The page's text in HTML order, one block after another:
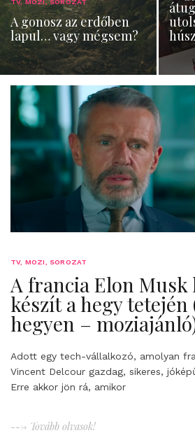
A gonosz az erdőben
lapul… vagy mégsem?
TV, MOZI, SOROZAT
A francia Elon
készít a hegy tetején
hegyen –
Adott egy tech-vállalkozó, amolyan
Vincent Delcour gazdag, sikeres,
Erre akkor jön rá, amikor
---> Tovább olvasok!